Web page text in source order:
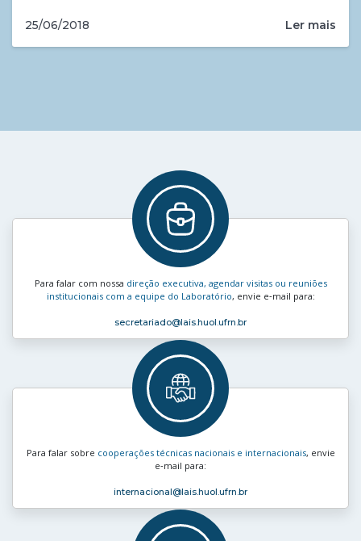
25/06/2018 Ler mais
Para falar com nossa direção executiva, agendar visitas ou reuniões
institucionais com a equipe do Laboratório, envie e‑mail para:
secretariado@lais.huol.ufrn.br
Para falar sobre cooperações técnicas nacionais e internacionais, envie
e‑mail para:
internacional@lais.huol.ufrn.br